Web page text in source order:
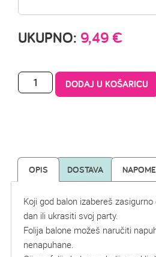
UKUPNO: 9,49€
DODAJ U KOŠARICU
OPIS DOSTAVA
Koji god balon izabereš
dan ili ukrasiti svoj party.
Folija balone možeš naručiti
nenapuhane.